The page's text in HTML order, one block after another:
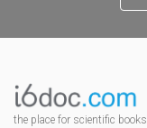
the place for scientific books